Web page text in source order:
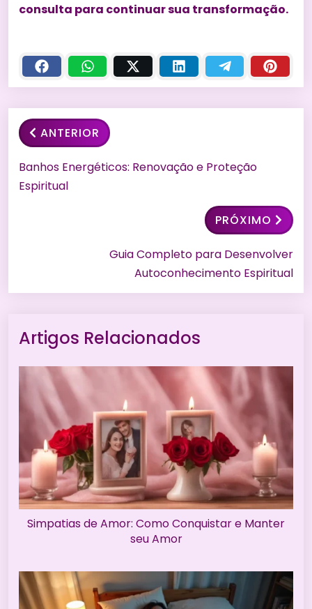
consulta para continuar sua transformação.
ANTERIOR
Banhos Energéticos: Renovação e Proteção
Espiritual
PRÓXIMO
Guia Completo para Desenvolver
Autoconhecimento Espiritual
Artigos Relacionados
Simpatias de Amor: Como Conquistar e Manter
seu Amor